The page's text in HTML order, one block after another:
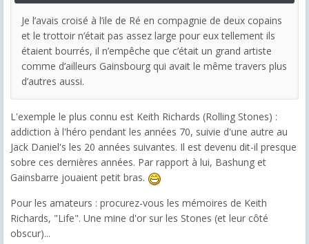
Je l’avais croisé à l’ile de Ré en compagnie de deux copains
et le trottoir n’était pas assez large pour eux tellement ils
étaient bourrés, il n’empêche que c’était un grand artiste
comme d’ailleurs Gainsbourg qui avait le même travers plus
d’autres aussi.
L'exemple le plus connu est Keith Richards (Rolling Stones) :
addiction à l'héro pendant les années 70, suivie d'une autre au
Jack Daniel's les 20 années suivantes. Il est devenu dit-il presque
sobre ces dernières années. Par rapport à lui, Bashung et
Gainsbarre jouaient petit bras.
Pour les amateurs : procurez-vous les mémoires de Keith
Richards, "Life". Une mine d'or sur les Stones (et leur côté
obscur)...